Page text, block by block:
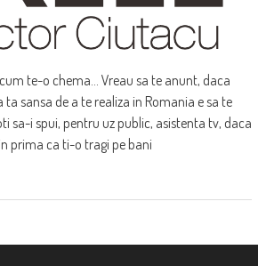
te-o chema... Vreau sa te anunt, daca
sansa de a te realiza in Romania e sa te
sa-i spui, pentru uz public, asistenta tv, daca
prima ca ti-o tragi pe bani